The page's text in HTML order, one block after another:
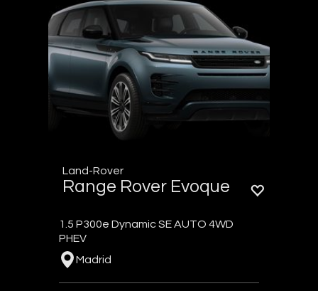
Land-Rover
Range Rover Evoque
1.5 P300e Dynamic SE AUTO 4WD
PHEV
Madrid